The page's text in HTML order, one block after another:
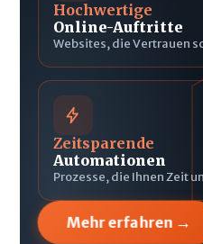
Hochwertige
Online-Auftritte
Websites, die Vertrauen
Zeitsparende
Automationen
Prozesse, die Ihnen Zeit
Mehr erfahren →